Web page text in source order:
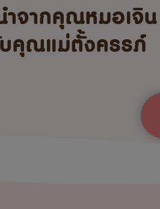
ำจากคุณหมอเจิน
คุณแม่ตั้งครรภ์